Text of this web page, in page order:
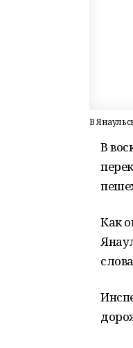
В
В
Как